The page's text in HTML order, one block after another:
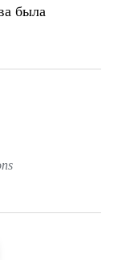
была